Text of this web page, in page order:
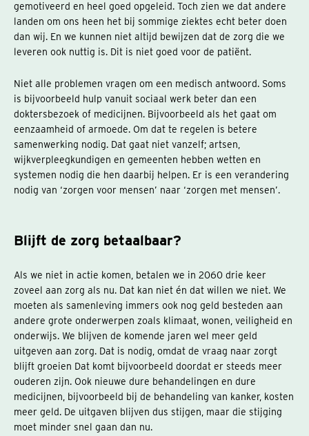
gemotiveerd en heel goed opgeleid. Toch zien we dat andere
landen om ons heen het bij sommige ziektes echt beter doen
dan wij. En we kunnen niet altijd bewijzen dat de zorg die we
leveren ook nuttig is. Dit is niet goed voor de patiënt.
Niet alle problemen vragen om een medisch antwoord. Soms
is bijvoorbeeld hulp vanuit sociaal werk beter dan een
doktersbezoek of medicijnen. Bijvoorbeeld als het gaat om
eenzaamheid of armoede. Om dat te regelen is betere
samenwerking nodig. Dat gaat niet vanzelf; artsen,
wijkverpleegkundigen en gemeenten hebben wetten en
systemen nodig die hen daarbij helpen. Er is een verandering
nodig van ‘zorgen voor mensen’ naar ‘zorgen met mensen’.
Blijft de zorg betaalbaar?
Als we niet in actie komen, betalen we in 2060 drie keer
zoveel aan zorg als nu. Dat kan niet én dat willen we niet. We
moeten als samenleving immers ook nog geld besteden aan
andere grote onderwerpen zoals klimaat, wonen, veiligheid en
onderwijs. We blijven de komende jaren wel meer geld
uitgeven aan zorg. Dat is nodig, omdat de vraag naar zorgt
blijft groeien Dat komt bijvoorbeeld doordat er steeds meer
ouderen zijn. Ook nieuwe dure behandelingen en dure
medicijnen, bijvoorbeeld bij de behandeling van kanker, kosten
meer geld. De uitgaven blijven dus stijgen, maar die stijging
moet minder snel gaan dan nu.